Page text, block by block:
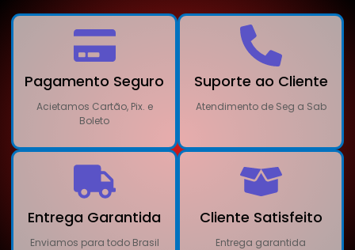
Pagamento Seguro
Acietamos Cartão, Pix. e
Boleto
Suporte ao Cliente
Atendimento de Seg a Sab
Entrega Garantida
Enviamos para todo Brasil
Cliente Satisfeito
Entrega garantida